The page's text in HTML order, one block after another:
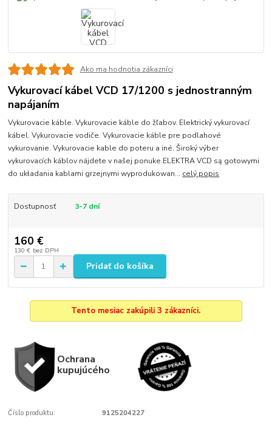
Ako ma hodnotia zákazníci
Vykurovací kábel VCD 17/1200 s jednostranným
napájaním
Vykurovacie káble. Vykurovacie káble do žľabov. Elektrický vykurovací
kábel. Vykurovacie vodiče. Vykurovacie káble pre podlahové
vykurovanie. Vykurovacie kable do poteru a iné. Široký výber
vykurovacích káblov nájdete v našej ponuke.ELEKTRA VCD są gotowymi
do układania kablami grzejnymi wyprodukowan... celý popis
Dostupnosť 3-7 dní
160 €
130 € bez DPH
Pridať do košíka
Tento mesiac zakúpili 3 zákazníci.
Ochrana
kupujúcého
Číslo produktu: 9125204227